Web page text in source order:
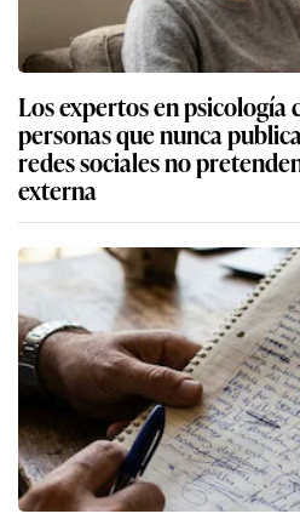
Los expertos en psicología
personas que nunca
redes sociales no
externa